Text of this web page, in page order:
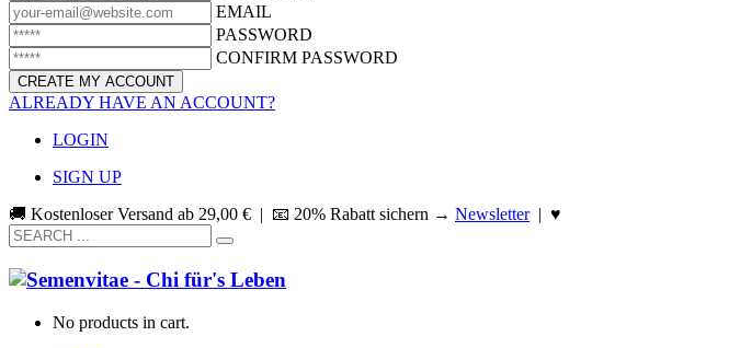
EMAIL
PASSWORD
CONFIRM PASSWORD
ALREADY HAVE AN ACCOUNT?
LOGIN
SIGN UP
🚚 Kostenloser Versand ab 29,00 € | 📧 20% Rabatt sichern → Newsletter| ♥
No products in cart.